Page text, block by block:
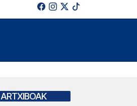
ARTXIBOAK